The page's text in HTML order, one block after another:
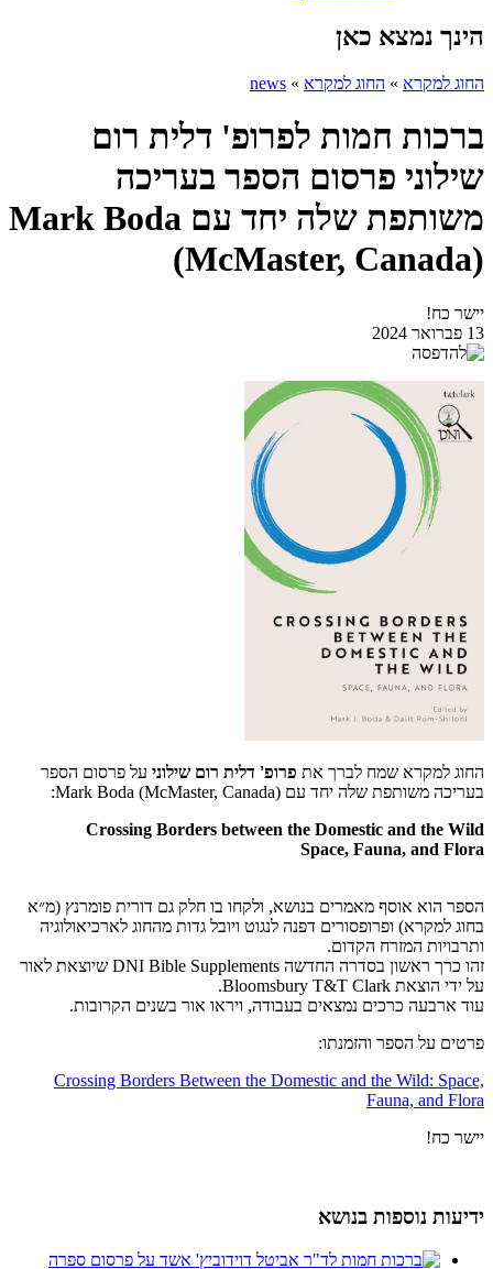
הינך נמצא כאן
החוג למקרא » החוג למקרא »
news
ברכות חמות לפרופ' דלית רום
שילוני פרסום הספר בעריכה
משותפת שלה יחד עם Mark Boda
(McMaster, Canada)
יישר כח!
13 פברואר 2024
החוג למקרא שמח לברך את פרופ' דלית רום שילוני על פרסום הספר
בעריכה משותפת שלה יחד עם Mark Boda (McMaster, Canada):
Crossing Borders between the Domestic and the Wild
Space, Fauna, and Flora
הספר הוא אוסף מאמרים בנושא, ולקחו בו חלק גם דורית פומרנץ (מ״א
בחוג למקרא) ופרופסורים דפנה לנגוט ויובל גדות מהחוג לארכיאולוגיה
ותרבויות המזרח הקדום.
זהו כרך ראשון בסדרה החדשה DNI Bible Supplements שיוצאת לאור
על ידי הוצאת Bloomsbury T&T Clark.
עוד ארבעה כרכים נמצאים בעבודה, ויראו אור בשנים הקרובות.
פרטים על הספר והזמנתו:
Crossing Borders Between the Domestic and the Wild: Space,
Fauna, and Flora
יישר כח!
ידיעות נוספות בנושא